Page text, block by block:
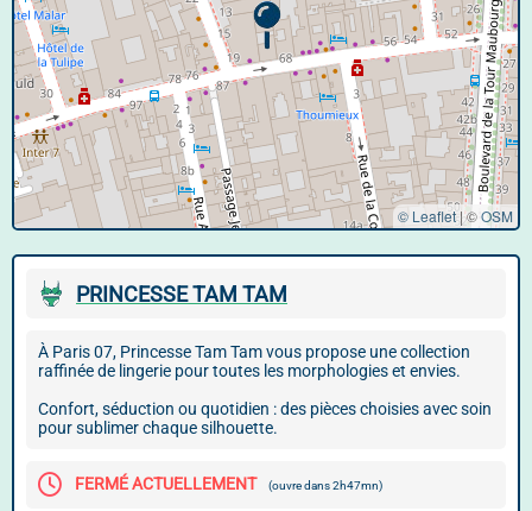
© Leaflet |©OSM
PRINCESSE TAM TAM
À Paris 07, Princesse Tam Tam vous propose une collection
raffinée de lingerie pour toutes les morphologies et envies.
Confort, séduction ou quotidien : des pièces choisies avec soin
pour sublimer chaque silhouette.
FERMÉ ACTUELLEMENT (ouvre dans 2h47mn)